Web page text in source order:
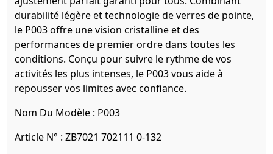
durabilité légère et technologie de verres de pointe,
le P003 offre une vision cristalline et des
performances de premier ordre dans toutes les
conditions. Conçu pour suivre le rythme de vos
activités les plus intenses, le P003 vous aide à
repousser vos limites avec confiance.
Nom Du Modèle : P003
Article N° : ZB7021 702111 0-132